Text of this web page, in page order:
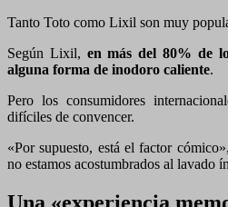
Tanto Toto como Lixil son muy
Según Lixil, en más del 80% de
alguna forma de inodoro caliente.
Pero los consumidores
difíciles de convencer.
«Por supuesto, está el factor
no estamos acostumbrados al lavado
Una «experiencia